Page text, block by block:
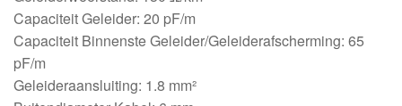
Capaciteit Geleider: 20 pF/m
Capaciteit Binnenste Geleider/Geleiderafscherming: 65
pF/m
Geleideraansluiting: 1.8 mm²